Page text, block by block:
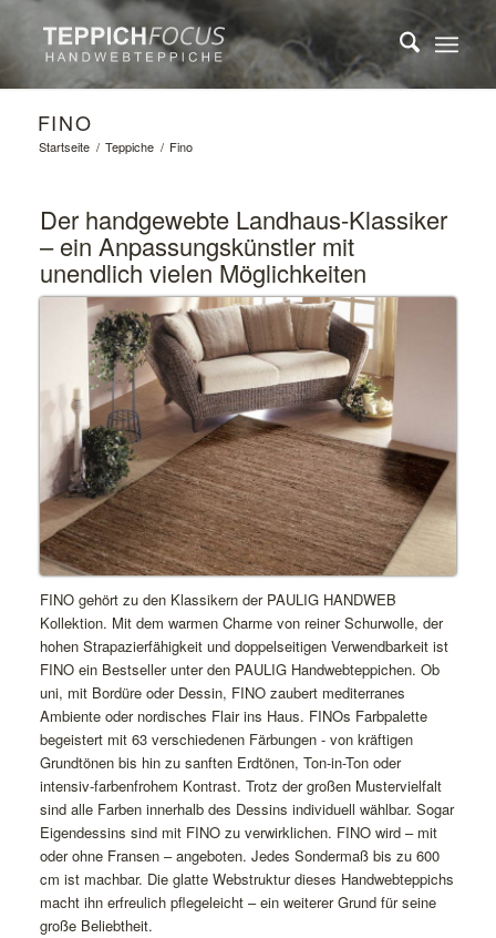
FINO
Startseite / Teppiche / Fino
Der handgewebte Landhaus-Klassiker
– ein Anpassungskünstler mit
unendlich vielen Möglichkeiten
FINO gehört zu den Klassikern der PAULIG HANDWEB
Kollektion. Mit dem warmen Charme von reiner Schurwolle, der
hohen Strapazierfähigkeit und doppelseitigen Verwendbarkeit ist
FINO ein Bestseller unter den PAULIG Handwebteppichen. Ob
uni, mit Bordüre oder Dessin, FINO zaubert mediterranes
Ambiente oder nordisches Flair ins Haus. FINOs Farbpalette
begeistert mit 63 verschiedenen Färbungen - von kräftigen
Grundtönen bis hin zu sanften Erdtönen, Ton-in-Ton oder
intensiv-farbenfrohem Kontrast. Trotz der großen Mustervielfalt
sind alle Farben innerhalb des Dessins individuell wählbar. Sogar
Eigendessins sind mit FINO zu verwirklichen. FINO wird – mit
oder ohne Fransen – angeboten. Jedes Sondermaß bis zu 600
cm ist machbar. Die glatte Webstruktur dieses Handwebteppichs
macht ihn erfreulich pflegeleicht – ein weiterer Grund für seine
große Beliebtheit.